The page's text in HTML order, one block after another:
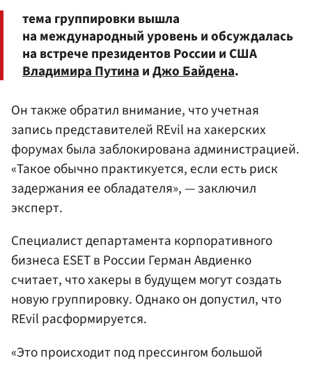
тема группировки вышла
на международный уровень и обсуждалась
на встрече президентов России и США
Владимира ПутинаиДжо Байдена.
Он также обратил внимание, что учетная
запись представителей REvil на хакерских
форумах была заблокирована администрацией.
«Такое обычно практикуется, если есть риск
задержания ее обладателя», — заключил
эксперт.
Специалист департамента корпоративного
бизнеса ESET в России Герман Авдиенко
считает, что хакеры в будущем могут создать
новую группировку. Однако он допустил, что
REvil расформируется.
«Это происходит под прессингом большой